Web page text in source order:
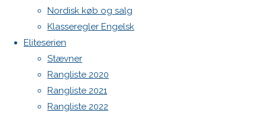
Nordisk køb og salg
Klasseregler Engelsk
Eliteserien
Stævner
Rangliste 2020
Rangliste 2021
Rangliste 2022
Haarup
Mixer
cup
Spilerstage/Spinlock jollevest xl
North MH-6 fok i fin kapsejlads-stand sælges
Log ind
Indlægsfeed
WordPress.org